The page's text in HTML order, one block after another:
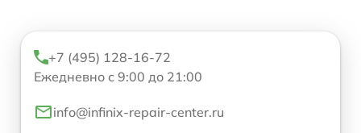
+7 (495) 128-16-72
Ежедневно с 9:00 до 21:00
info@infinix-repair-center.ru